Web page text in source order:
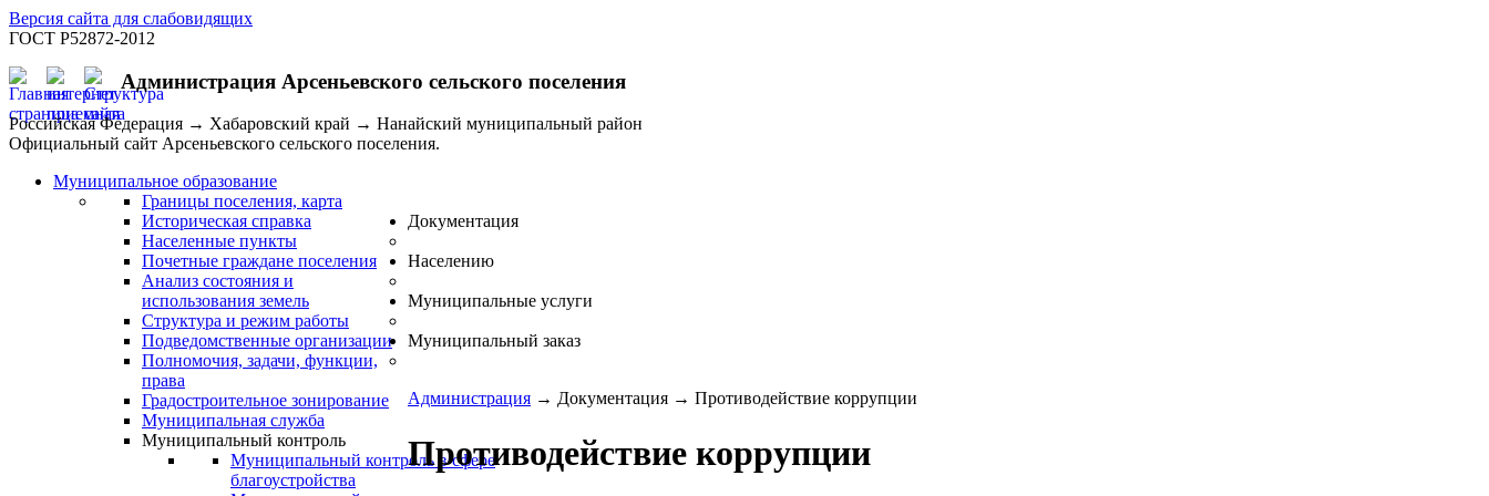
Версия сайта для слабовидящих
ГОСТ Р52872-2012
Администрация Арсеньевского сельского поселения
Российская Федерация → Хабаровский край → Нанайский муниципальный район
Официальный сайт Арсеньевского сельского поселения.
Муниципальное образование
Границы поселения, карта
Историческая справка
Населенные пункты
Почетные граждане поселения
Анализ состояния и
использования земель
Структура и режим работы
Подведомственные организации
Полномочия, задачи, функции,
права
Градостроительное зонирование
Муниципальная служба
Муниципальный контроль
Муниципальный контроль в сфере
благоустройства
Документация
Населению
Муниципальные услуги
Муниципальный заказ
Администрация → Документация → Противодействие коррупции
Противодействие коррупции